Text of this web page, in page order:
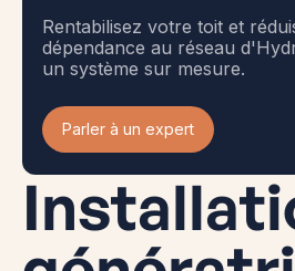
Rentabilisez votre toit et
dépendance au réseau
un système sur mesure.
Parler à un expert